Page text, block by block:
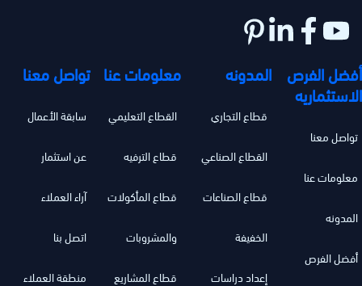
تواصل معنا
سابقة الأعمال
عن استثمار
آراء العملاء
اتصل بنا
منطقة العملاء
معلومات عنا
القطاع التعليمي
قطاع الترفيه
قطاع المأكولات
والمشروبات
قطاع المشاريع
المدونه
قطاع التجاري
القطاع الصناعي
قطاع الصناعات
الخفيفة
إعداد دراسات
أفضل الفرص
الاستثماريه
تواصل معنا
معلومات عنا
المدونه
أفضل الفرص